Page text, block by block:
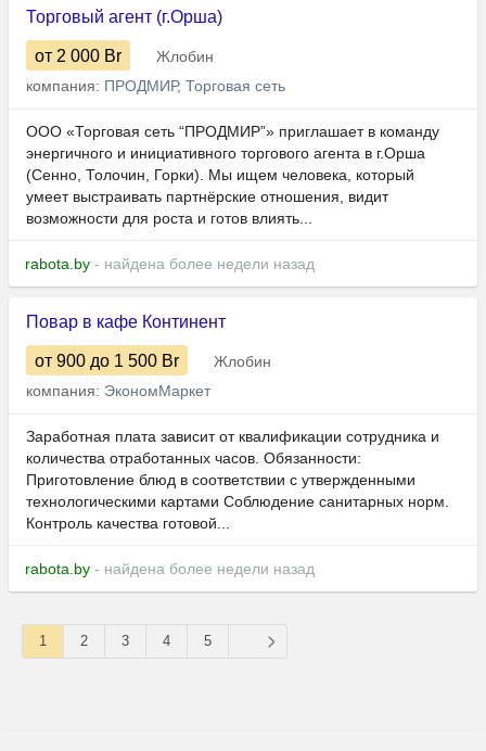
Торговый агент (г.Орша)
от 2 000 Br
Жлобин
компания: ПРОДМИР, Торговая сеть
ООО «Торговая сеть “ПРОДМИР”» приглашает в команду
энергичного и инициативного торгового агента в г.Орша
(Сенно, Толочин, Горки). Мы ищем человека, который
умеет выстраивать партнёрские отношения, видит
возможности для роста и готов влиять...
rabota.by - найдена более недели назад
Повар в кафе Континент
от 900 до 1 500 Br
Жлобин
компания: ЭкономМаркет
Заработная плата зависит от квалификации сотрудника и
количества отработанных часов. Обязанности:
Приготовление блюд в соответствии с утвержденными
технологическими картами Соблюдение санитарных норм.
Контроль качества готовой...
rabota.by - найдена более недели назад
1 2 3 4 5